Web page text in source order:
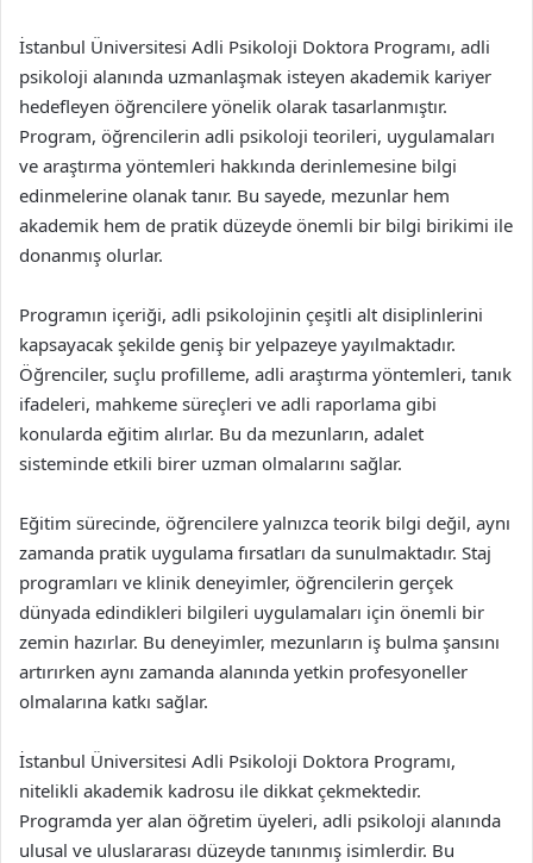
İstanbul Üniversitesi Adli Psikoloji Doktora Programı, adli
psikoloji alanında uzmanlaşmak isteyen akademik kariyer
hedefleyen öğrencilere yönelik olarak tasarlanmıştır.
Program, öğrencilerin adli psikoloji teorileri, uygulamaları
ve araştırma yöntemleri hakkında derinlemesine bilgi
edinmelerine olanak tanır. Bu sayede, mezunlar hem
akademik hem de pratik düzeyde önemli bir bilgi birikimi ile
donanmış olurlar.
Programın içeriği, adli psikolojinin çeşitli alt disiplinlerini
kapsayacak şekilde geniş bir yelpazeye yayılmaktadır.
Öğrenciler, suçlu profilleme, adli araştırma yöntemleri, tanık
ifadeleri, mahkeme süreçleri ve adli raporlama gibi
konularda eğitim alırlar. Bu da mezunların, adalet
sisteminde etkili birer uzman olmalarını sağlar.
Eğitim sürecinde, öğrencilere yalnızca teorik bilgi değil, aynı
zamanda pratik uygulama fırsatları da sunulmaktadır. Staj
programları ve klinik deneyimler, öğrencilerin gerçek
dünyada edindikleri bilgileri uygulamaları için önemli bir
zemin hazırlar. Bu deneyimler, mezunların iş bulma şansını
artırırken aynı zamanda alanında yetkin profesyoneller
olmalarına katkı sağlar.
İstanbul Üniversitesi Adli Psikoloji Doktora Programı,
nitelikli akademik kadrosu ile dikkat çekmektedir.
Programda yer alan öğretim üyeleri, adli psikoloji alanında
ulusal ve uluslararası düzeyde tanınmış isimlerdir. Bu